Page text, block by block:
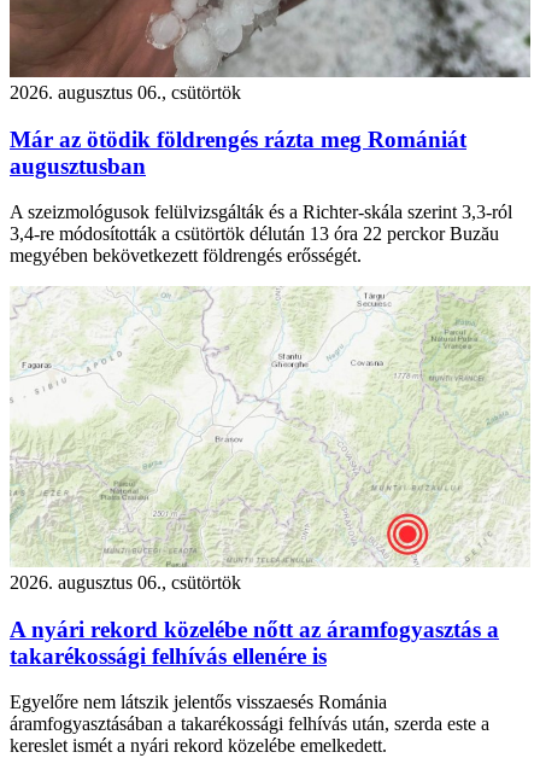
2026. augusztus 06., csütörtök
Már az ötödik földrengés rázta meg Romániát
augusztusban
A szeizmológusok felülvizsgálták és a Richter-skála szerint 3,3-ról
3,4-re módosították a csütörtök délután 13 óra 22 perckor Buzău
megyében bekövetkezett földrengés erősségét.
2026. augusztus 06., csütörtök
A nyári rekord közelébe nőtt az áramfogyasztás a
takarékossági felhívás ellenére is
Egyelőre nem látszik jelentős visszaesés Románia
áramfogyasztásában a takarékossági felhívás után, szerda este a
kereslet ismét a nyári rekord közelébe emelkedett.